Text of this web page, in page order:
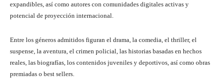
expandibles, así como autores con comunidades digitales activas y
potencial de proyección internacional.
Entre los géneros admitidos figuran el drama, la comedia, el thriller, el
suspense, la aventura, el crimen policial, las historias basadas en hechos
reales, las biografías, los contenidos juveniles y deportivos, así como obras
premiadas o best sellers.